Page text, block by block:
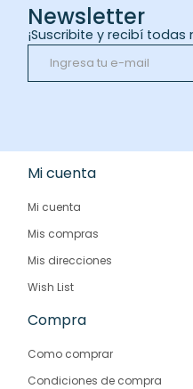
Newsletter
¡Suscribite y recibí
Mi cuenta
Mi cuenta
Mis compras
Mis direcciones
Wish List
Compra
Como comprar
Condiciones de compra